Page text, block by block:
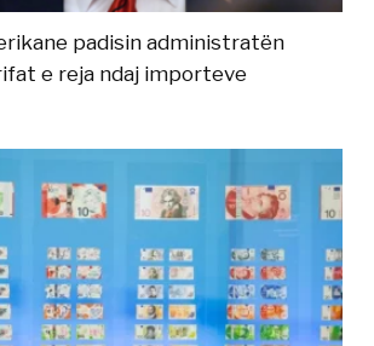
padisin administratën
e reja ndaj importeve